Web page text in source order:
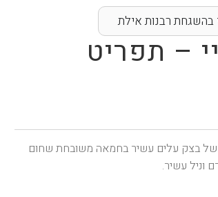
רבנות אילת
– תפריט
של בצק עלים עשיר בחמאה משובחת שחום
וניל עשיר.